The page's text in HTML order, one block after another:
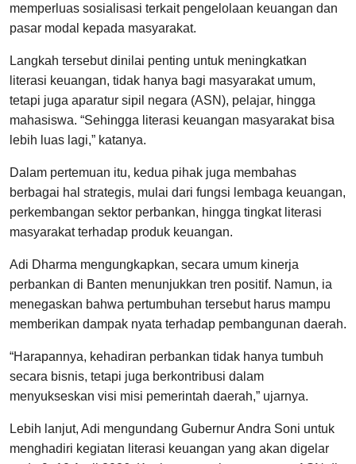
memperluas sosialisasi terkait pengelolaan keuangan dan
pasar modal kepada masyarakat.
Langkah tersebut dinilai penting untuk meningkatkan
literasi keuangan, tidak hanya bagi masyarakat umum,
tetapi juga aparatur sipil negara (ASN), pelajar, hingga
mahasiswa. “Sehingga literasi keuangan masyarakat bisa
lebih luas lagi,” katanya.
Dalam pertemuan itu, kedua pihak juga membahas
berbagai hal strategis, mulai dari fungsi lembaga keuangan,
perkembangan sektor perbankan, hingga tingkat literasi
masyarakat terhadap produk keuangan.
Adi Dharma mengungkapkan, secara umum kinerja
perbankan di Banten menunjukkan tren positif. Namun, ia
menegaskan bahwa pertumbuhan tersebut harus mampu
memberikan dampak nyata terhadap pembangunan daerah.
“Harapannya, kehadiran perbankan tidak hanya tumbuh
secara bisnis, tetapi juga berkontribusi dalam
menyukseskan visi misi pemerintah daerah,” ujarnya.
Lebih lanjut, Adi mengundang Gubernur Andra Soni untuk
menghadiri kegiatan literasi keuangan yang akan digelar